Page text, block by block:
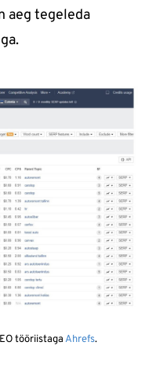
aeg tegeleda
tööriistagaAhrefs.